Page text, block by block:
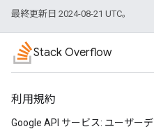
最終更新日 2024-08-21 UTC。
Stack Overflow
利用規約
Google API サービス: ユーザー